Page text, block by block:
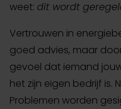
weet: dit wordt
Vertrouwen in
goed advies, maar
gevoel dat iemand
het zijn eigen bedrijf is.
Problemen worden